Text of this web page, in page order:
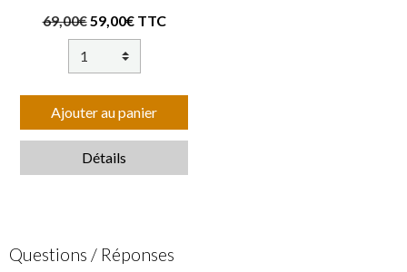
69,00€ 59,00€ TTC
Ajouter au panier
Détails
Questions / Réponses